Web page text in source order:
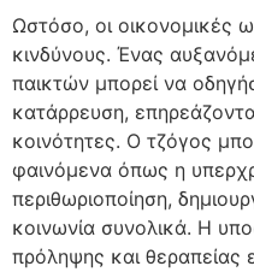
Ωστόσο, οι οικονομικές
κινδύνους. Ένας
παικτών μπορεί να
κατάρρευση,
κοινότητες. Ο τζόγος
φαινόμενα όπως η
περιθωριοποίηση,
κοινωνία συνολικά. Η
πρόληψης και θεραπείας